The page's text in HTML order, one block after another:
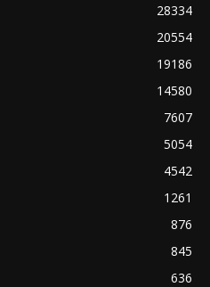
28334
20554
19186
14580
7607
5054
4542
1261
876
845
636